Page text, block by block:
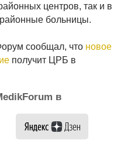
центров, так и в
больницы.
сообщал, что новое
получит ЦРБ в
в